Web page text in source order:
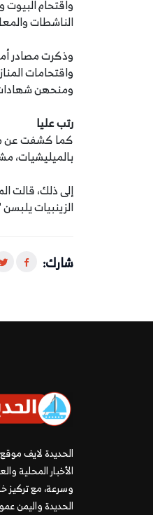
واقتحام البيوت
الناشطات
واقتحامات
ومنحهن
رتب عليا
كما كشفت عن
بالميليشيات،
إلى ذلك، قالت
الزينبيات
شارك:
الحديدة لايف
الأخبار المحلية
وسرعة، مع تركيز
الحديدة واليمن